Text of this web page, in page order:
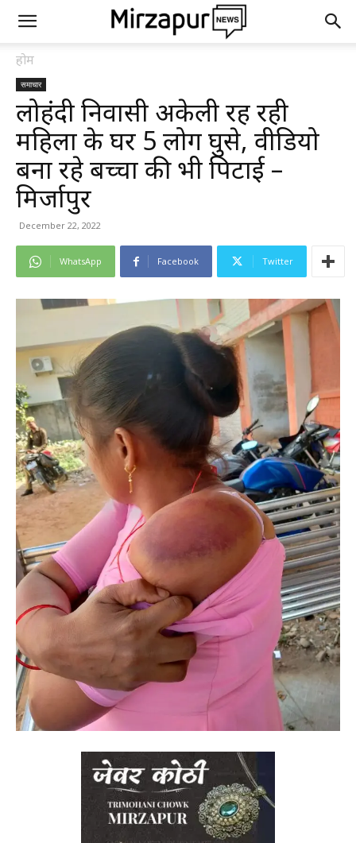
होम
समाचार
लोहंदी निवासी अकेली रह रही
महिला के घर 5 लोग घुसे, वीडियो
बना रहे बच्चों की भी पिटाई –
मिर्जापुर
December 22, 2022
WhatsApp Facebook Twitter